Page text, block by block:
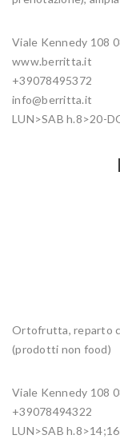
Viale Kennedy 108
www.berritta.it
+39078495372
info@berritta.it
LUN>SAB h.8>20-
Ortofrutta, reparto
(prodotti non food)
Viale Kennedy 108
+39078494322
LUN>SAB